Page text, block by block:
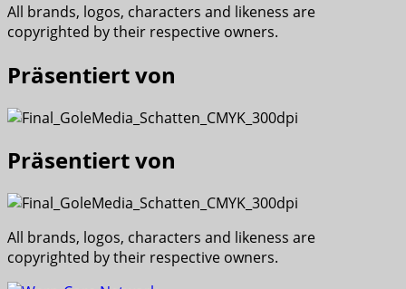
All brands, logos, characters and likeness are
copyrighted by their respective owners.
Präsentiert von
Präsentiert von
All brands, logos, characters and likeness are
copyrighted by their respective owners.